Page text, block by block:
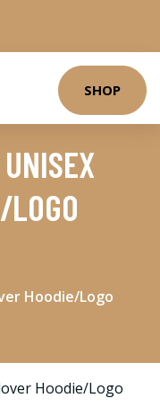
SHOP
Hoodie/Logo